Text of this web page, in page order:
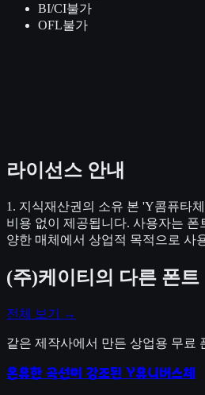
BI/CI불가
OFL불가
라이선스 안내
1. 지식재산권의 소유 본 'Y콤퓨타
비용 없이 제공됩니다. 사용자는
양한 매체에서 상업적 목적으로 사
(주)케이티 의 다른 폰트
전체 보기 →
같은 제작사에서 만든 상업용 무료
온유한 곡선이 강조된 Y유니버스체